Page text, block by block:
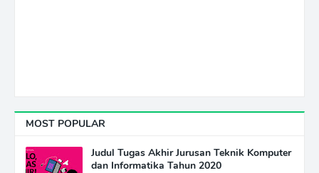
MOST POPULAR
Judul Tugas Akhir Jurusan Teknik Komputer
dan Informatika Tahun 2020